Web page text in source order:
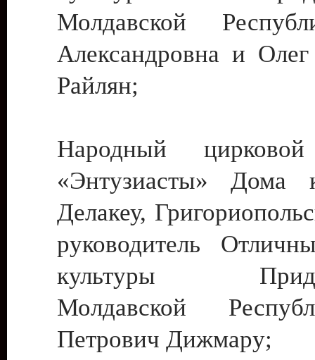
Молдавской
Александровна и
Райлян;
Народный цирковой
«Энтузиасты» Дома
Делакеу,
руководитель
культуры
Молдавской
Петрович Дижмару;